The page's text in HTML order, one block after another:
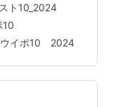
ディット出来る
んですか!? 徐々
【Switch】
ス コーエーテク
ト10_2024
10
ウイポ10 2024